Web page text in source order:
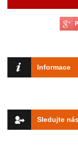
Informace
Sledujte